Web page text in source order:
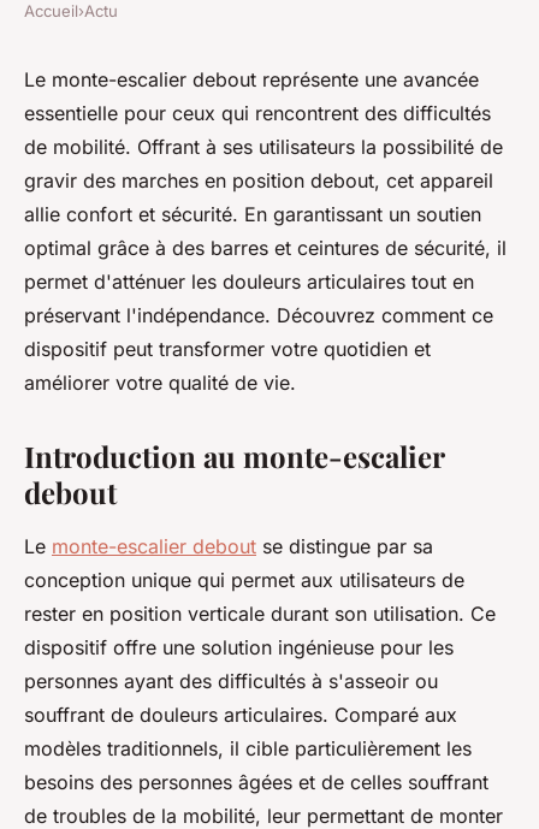
Découvrez le monte-escalier
debout : liberté et confort !
Timéo•22 avril 2025• 5 min de lecture
Accueil›Actu
Le monte-escalier debout représente une avancée
essentielle pour ceux qui rencontrent des difficultés
de mobilité. Offrant à ses utilisateurs la possibilité de
gravir des marches en position debout, cet appareil
allie confort et sécurité. En garantissant un soutien
optimal grâce à des barres et ceintures de sécurité, il
permet d'atténuer les douleurs articulaires tout en
préservant l'indépendance. Découvrez comment ce
dispositif peut transformer votre quotidien et
améliorer votre qualité de vie.
Introduction au monte-escalier
debout
Le monte-escalier debout se distingue par sa
conception unique qui permet aux utilisateurs de
rester en position verticale durant son utilisation. Ce
dispositif offre une solution ingénieuse pour les
personnes ayant des difficultés à s'asseoir ou
souffrant de douleurs articulaires. Comparé aux
modèles traditionnels, il cible particulièrement les
besoins des personnes âgées et de celles souffrant
de troubles de la mobilité, leur permettant de monter